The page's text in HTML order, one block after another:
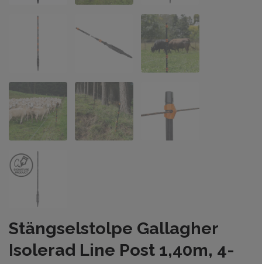
Stängselstolpe Gallagher
Isolerad Line Post 1,40m, 4-